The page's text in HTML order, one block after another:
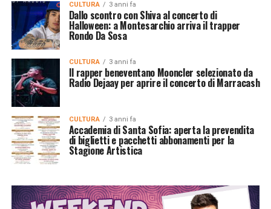
CULTURA 3 anni fa
Dallo scontro con Shiva al concerto di
Halloween: a Montesarchio arriva il trapper
Rondo Da Sosa
CULTURA 3 anni fa
Il rapper beneventano Mooncler selezionato da
Radio Dejaay per aprire il concerto di Marracash
CULTURA 3 anni fa
Accademia di Santa Sofia: aperta la prevendita
di biglietti e pacchetti abbonamenti per la
Stagione Artistica